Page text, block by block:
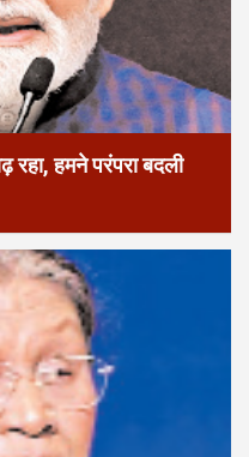
हमने परंपरा बदली